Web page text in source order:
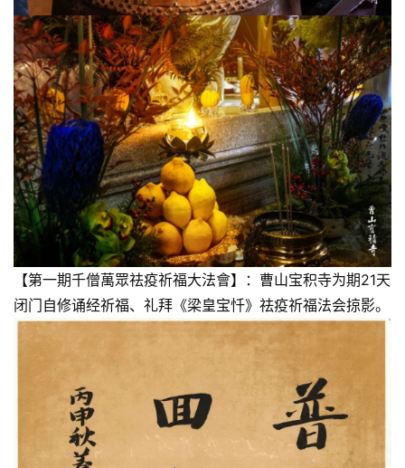
【第一期千僧萬眾祛疫祈福大法會】：曹山宝积寺为期21天
闭门自修诵经祈福、礼拜《梁皇宝忏》祛疫祈福法会掠影。